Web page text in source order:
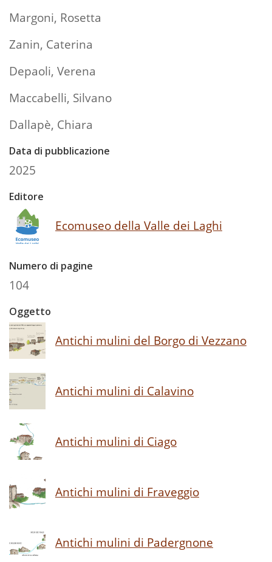
Margoni, Rosetta
Zanin, Caterina
Depaoli, Verena
Maccabelli, Silvano
Dallapè, Chiara
Data di pubblicazione
2025
Editore
Ecomuseo della Valle dei Laghi
Numero di pagine
104
Oggetto
Antichi mulini del Borgo di Vezzano
Antichi mulini di Calavino
Antichi mulini di Ciago
Antichi mulini di Fraveggio
Antichi mulini di Padergnone